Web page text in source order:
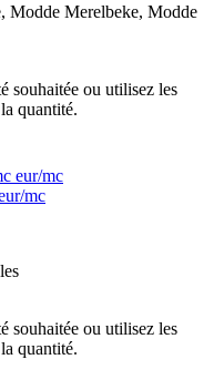
, Modde Merelbeke, Modde
souhaitée ou utilisez les
quantité.
mc
souhaitée ou utilisez les
quantité.